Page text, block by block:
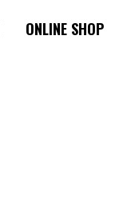
ONLINE SHOP